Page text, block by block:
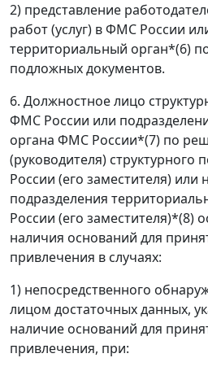
2) представление
работ (услуг) в ФМС России
территориальный орган*(6)
подложных документов.
6. Должностное лицо
ФМС России или
органа ФМС России*(7) по
(руководителя)
России (его заместителя) или
подразделения
России (его заместителя)*(8)
наличия оснований для
привлечения в случаях:
1) непосредственного
лицом достаточных данных,
наличие оснований для
привлечения, при: